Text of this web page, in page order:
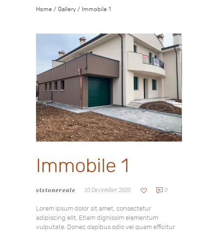
Home / Gallery / Immobile 1
Immobile 1
visionereale 10 December 2020 0
Lorem ipsum dolor sit amet, consectetur
adipiscing elit. Etiam dignissim elementum
vulputate. Donec dapibus odio vel quam efficitur